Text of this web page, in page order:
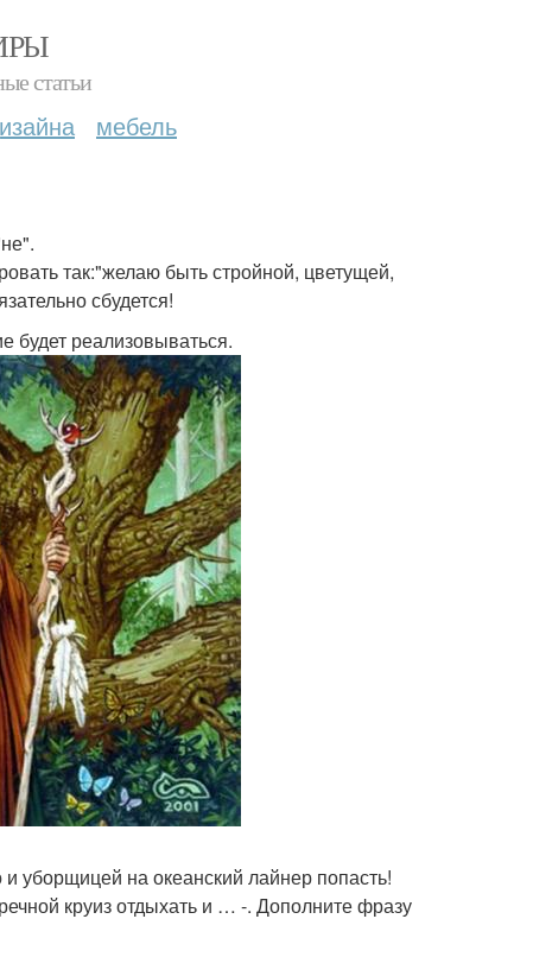
статьи
мебель
так:"желаю быть стройной, цветущей,
сбудется!
будет реализовываться.
уборщицей на океанский лайнер попасть!
круиз отдыхать и … -. Дополните фразу